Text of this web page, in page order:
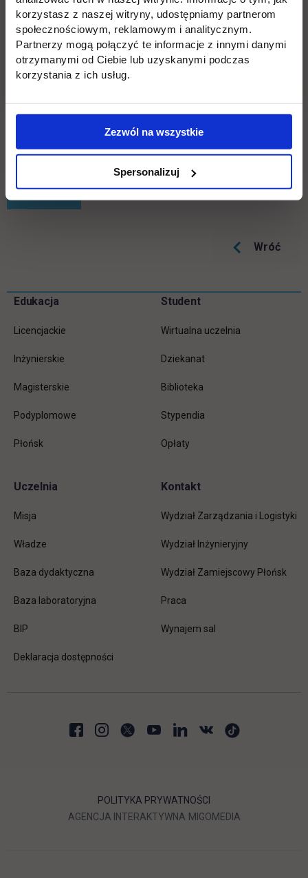
korzystasz z naszej witryny, udostępniamy partnerom
społecznościowym, reklamowym i analitycznym.
Partnerzy mogą połączyć te informacje z innymi danymi
otrzymanymi od Ciebie lub uzyskanymi podczas
korzystania z ich usług.
Zezwól na wszystkie
Spersonalizuj
W swojej merytorycznej treści publikacja ma dość jednorodny
charakter i odnosi się do uwarunkowań społecznych i
finansowo-gospodarczych funkcjonowania jednostek
samorządu terytorialnego, głównie z regionu płońskiego. Z
tego względu logiczne było formalne podzielenie treści
terytorialnego, w drugiej – ich uwarunkowania finansowe.
Spis treścilink otwiera się w nowej karcie
Wróć
Pomiń
Informacje w stopce
Edukacja
Licencjackie
Inżynierskie
Magisterskie
Podyplomowe
Płońsk
Student
Wirtualna uczelnia
Dziekanat
Biblioteka
Stypendia
Opłaty
Uczelnia
Misja
Władze
Baza dydaktyczna
Baza laboratoryjna
BIP
Deklaracja dostępności
Kontakt
Wydział Zarządzania i Logistyki
Wydział Inżynieryjny
Wydział Zamiejscowy Płońsk
Praca
Wynajem sal
POLITYKA PRYWATNOŚCI
AGENCJA INTERAKTYWNA LINK OTWIERA SIĘ W
MIGOMEDIA